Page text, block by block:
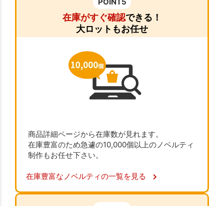
POINT5
在庫がすぐ確認できる！
大ロットもお任せ
商品詳細ページから在庫数が見れます。
在庫豊富のため急遽の10,000個以上のノベルティ
制作もお任せ下さい。
在庫豊富なノベルティの一覧を見る